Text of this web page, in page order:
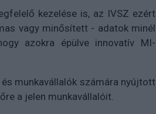
kezelése is, az IVSZ ezért
vagy minősített - adatok minél
azokra épülve innovatív MI-
munkavállalók számára nyújtott
a jelen munkavállalóit.